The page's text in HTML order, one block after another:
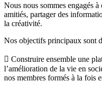
Nous nous sommes engagés
amitiés, partager des
la créativité.
Nos objectifs principaux sont
 Construire ensemble une
l’amélioration de la vie en
nos membres formés à la fois